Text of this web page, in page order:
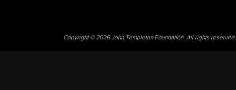
Copyright © 2026 John Templeton Foundation. All rights reserved.